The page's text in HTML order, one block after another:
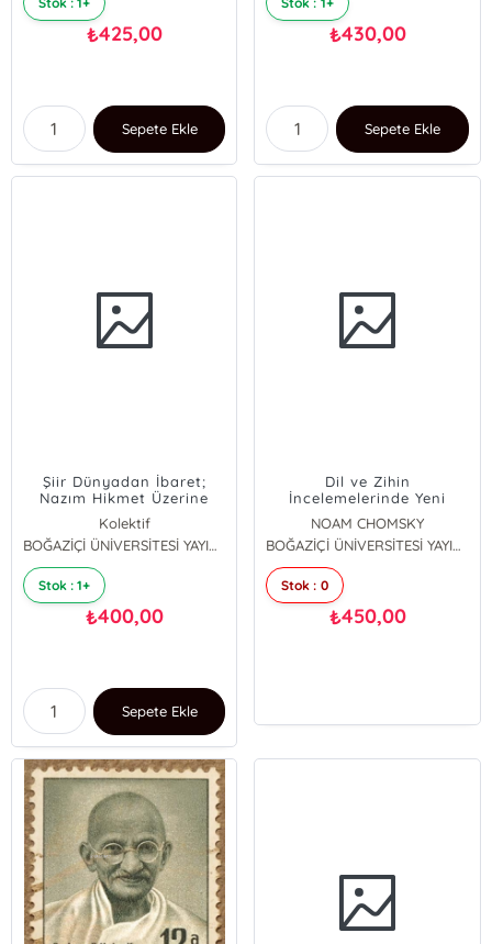
₺425,00
Sepete Ekle
₺430,00
Sepete Ekle
Şiir Dünyadan İbaret;
Nazım Hikmet Üzerine
Yeni Çalışmalar
Kolektif
BOĞAZİÇİ ÜNİVERSİTESİ YAYINEVİ
Stok : 1+
₺400,00
Sepete Ekle
Dil ve Zihin
İncelemelerinde Yeni
Ufuklar
NOAM CHOMSKY
BOĞAZİÇİ ÜNİVERSİTESİ YAYINEVİ
Stok : 0
₺450,00